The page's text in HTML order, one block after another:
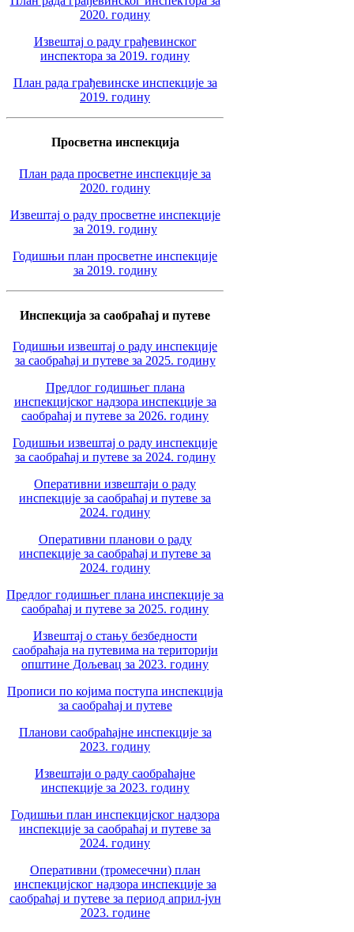
2020. годину
Извештај о раду грађевинског
инспектора за 2019. годину
План рада грађевинске инспекције за
2019. годину
Просветна инспекција
План рада просветне инспекције за
2020. годину
Извештај о раду просветне инспекције
за 2019. годину
Годишњи план просветне инспекције
за 2019. годину
Инспекција за саобраћај и путеве
Годишњи извештај о раду инспекције
за саобраћај и путеве за 2025. годину
Предлог годишњег плана
инспекцијског надзора инспекције за
саобраћај и путеве за 2026. годину
Годишњи извештај о раду инспекције
за саобраћај и путеве за 2024. годину
Оперативни извештаји о раду
инспекције за саобраћај и путеве за
2024. годину
Оперативни планови о раду
инспекције за саобраћај и путеве за
2024. годину
Предлог годишњег плана инспекције за
саобраћај и путеве за 2025. годину
Извештај о стању безбедности
саобраћаја на путевима на територији
општине Дољевац за 2023. годину
Прописи по којима поступа инспекција
за саобраћај и путеве
Планови саобраћајне инспекције за
2023. годину
Извештаји о раду саобраћајне
инспекције за 2023. годину
Годишњи план инспекцијског надзора
инспекције за саобраћај и путеве за
2024. годину
Оперативни (тромесечни) план
инспекцијског надзора инспекције за
саобраћај и путеве за период април-јун
2023. године